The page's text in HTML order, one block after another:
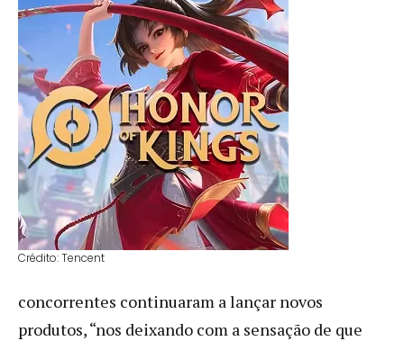
Crédito: Tencent
concorrentes continuaram a lançar novos
produtos, “nos deixando com a sensação de que